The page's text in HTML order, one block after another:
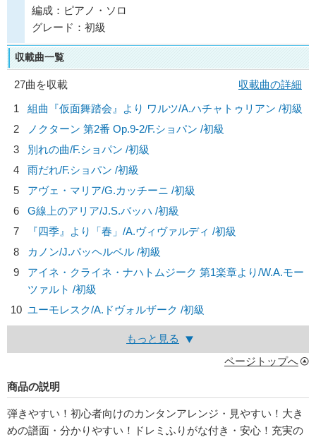
編成：ピアノ・ソロ
グレード：初級
収載曲一覧
27曲を収載
収載曲の詳細
1
組曲『仮面舞踏会』より ワルツ/A.ハチャトゥリアン /初級
2
ノクターン 第2番 Op.9-2/F.ショパン /初級
3
別れの曲/F.ショパン /初級
4
雨だれ/F.ショパン /初級
5
アヴェ・マリア/G.カッチーニ /初級
6
G線上のアリア/J.S.バッハ /初級
7
『四季』より「春」/A.ヴィヴァルディ /初級
8
カノン/J.パッヘルベル /初級
9
アイネ・クライネ・ナハトムジーク 第1楽章より/W.A.モー
ツァルト /初級
10 ユーモレスク/A.ドヴォルザーク /初級
もっと見る
ページトップへ
商品の説明
弾きやすい！初心者向けのカンタンアレンジ・見やすい！大き
めの譜面・分かりやすい！ドレミふりがな付き・安心！充実の